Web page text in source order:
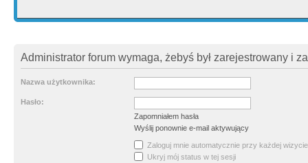
Administrator forum wymaga, żebyś był zarejestrowany i
Nazwa użytkownika:
Hasło:
Zapomniałem hasła
Wyślij ponownie e-mail aktywujący
Zaloguj mnie automatycznie przy każdej wizycie
Ukryj mój status w tej sesji